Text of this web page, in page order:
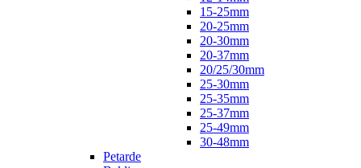
15-25mm
20-25mm
20-30mm
20-37mm
20/25/30mm
25-30mm
25-35mm
25-37mm
25-49mm
30-48mm
Petarde